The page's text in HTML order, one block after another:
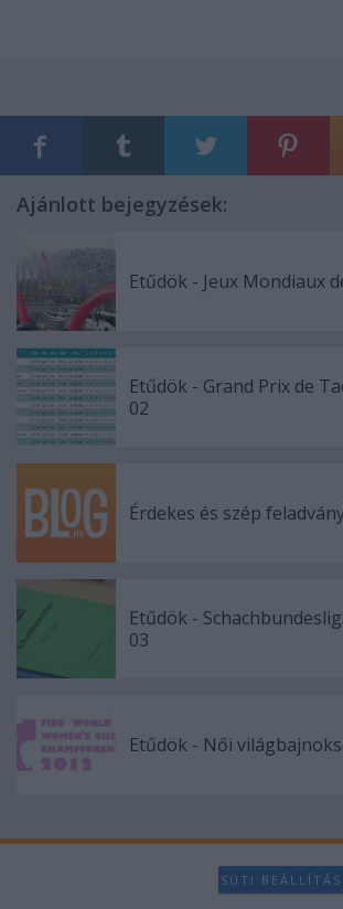
Ajánlott bejegyzések:
Etűdök - Jeux Mondiaux
Etűdök - Grand Prix de
02
Érdekes és szép
Etűdök -
03
Etűdök - Női
SÜTI